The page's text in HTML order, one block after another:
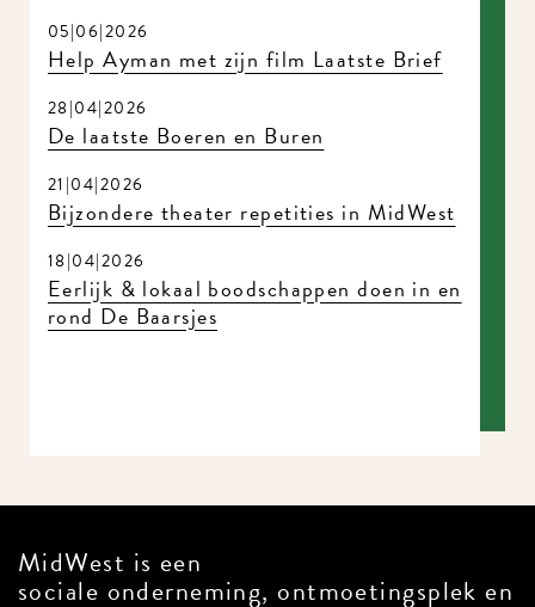
05|06|2026
Help Ayman met zijn film Laatste Brief
28|04|2026
De laatste Boeren en Buren
21|04|2026
Bijzondere theater repetities in MidWest
18|04|2026
Eerlijk & lokaal boodschappen doen in en
rond De Baarsjes
MidWest is een
sociale onderneming, ontmoetingsplek en